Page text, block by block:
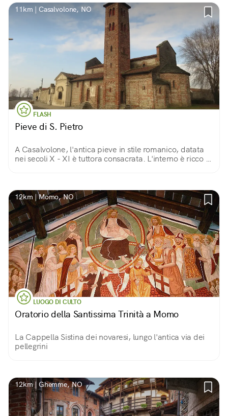
11km | Casalvolone, NO
FLASH
Pieve di S. Pietro
A Casalvolone, l'antica pieve in stile romanico, datata
nei secoli X - XI è tuttora consacrata. L'interno è ricco di
12km | Momo, NO
LUOGO DI CULTO
Oratorio della Santissima Trinità a Momo
La Cappella Sistina dei novaresi, lungo l'antica via dei
pellegrini
12km | Ghemme, NO